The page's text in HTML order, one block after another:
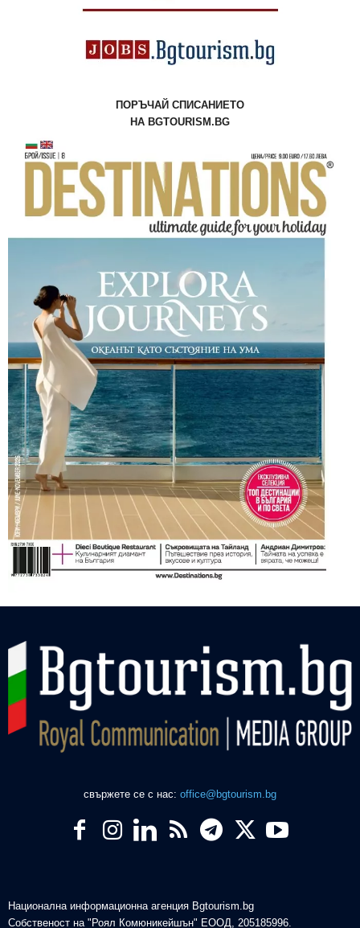
ПОРЪЧАЙ СПИСАНИЕТО
НА BGTOURISM.BG
свържете се с нас: office@bgtourism.bg
Национална информационна агенция Bgtourism.bg
Собственост на "Роял Комюникейшън" ЕООД, 205185996.